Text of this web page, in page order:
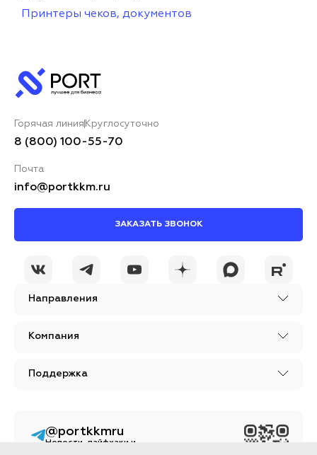
Принтеры чеков, документов
Направления
Компания
Поддержка
Горячая линия Круглосуточно
8 (800) 100-55-70
Почта
info@portkkm.ru
ЗАКАЗАТЬ ЗВОНОК
@portkkmru
Новости, лайфхаки и